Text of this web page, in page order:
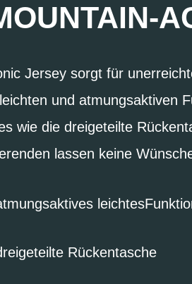
Jersey sorgt für
und atmungsaktiven
wie die dreigeteilte
lassen keine
Rückentasche